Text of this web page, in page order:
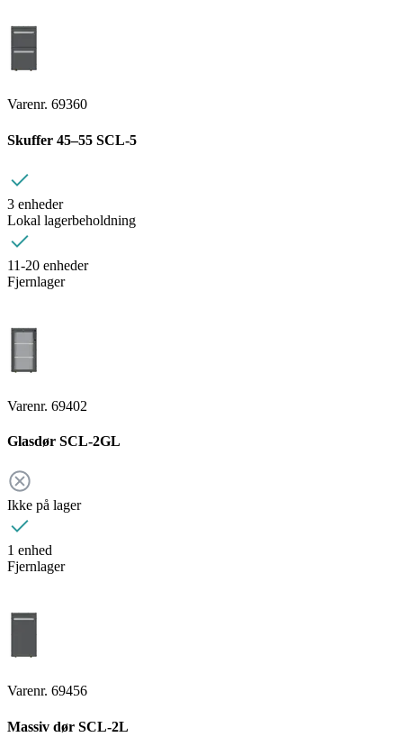
Varenr. 69360
Skuffer 45–55 SCL-5
3 enheder
Lokal lagerbeholdning
11-20 enheder
Fjernlager
Varenr. 69402
Glasdør SCL-2GL
Ikke på lager
1 enhed
Fjernlager
Varenr. 69456
Massiv dør SCL-2L